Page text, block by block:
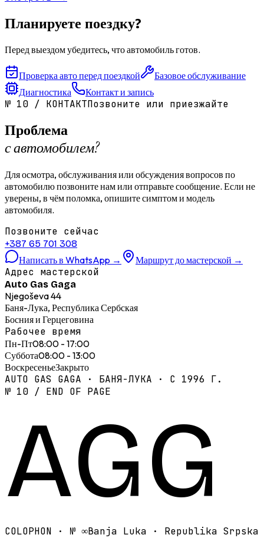
Планируете поездку?
Перед выездом убедитесь, что автомобиль готов.
Проверка авто перед поездкой
Базовое обслуживание
Диагностика
Контакт и запись
№ 10 / КОНТАКТПозвоните или приезжайте
Проблема
с автомобилем?
Для осмотра, обслуживания или обсуждения вопросов по
автомобилю позвоните нам или отправьте сообщение. Если не
уверены, в чём поломка, опишите симптом и модель
автомобиля.
Позвоните сейчас
+387 65 701 308
Написать в WhatsApp → Маршрут до мастерской →
Адрес мастерской
Auto Gas Gaga
Njegoševa 44
Баня-Лука, Республика Сербская
Босния и Герцеговина
Рабочее время
Пн-Пт08:00 - 17:00
Суббота08:00 - 13:00
ВоскресеньеЗакрыто
AUTO GAS GAGA · БАНЯ-ЛУКА · С 1996 Г.
№ 10 / END OF PAGE
AGG
COLOPHON · № ∞Banja Luka · Republika Srpska